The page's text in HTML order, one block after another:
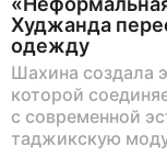
Худжанда
одежду
Шахина создала
которой
с современной
таджикскую